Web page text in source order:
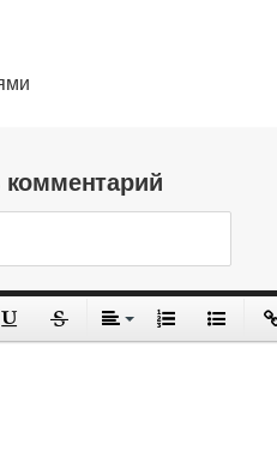
комментарий